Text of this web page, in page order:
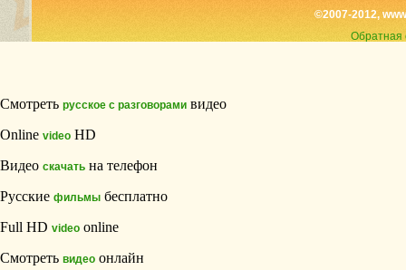
©2007-2012,
Обратная
Смотреть русское с разговорами видео
Online video HD
Видео скачать на телефон
Русские фильмы бесплатно
Full HD video online
Смотреть видео онлайн